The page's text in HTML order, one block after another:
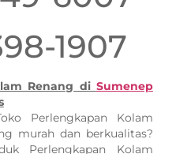
1907
Renang di Sumenep
Perlengkapan Kolam
murah dan berkualitas?
Perlengkapan Kolam